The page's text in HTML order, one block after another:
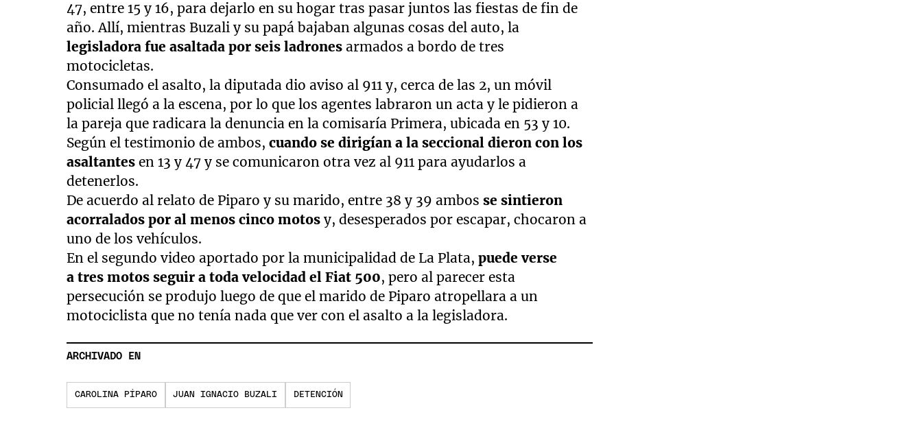
47, entre 15 y 16, para dejarlo en su hogar tras pasar juntos las fiestas de fin de
año. Allí, mientras Buzali y su papá bajaban algunas cosas del auto, la
legisladora fue asaltada por seis ladrones armados a bordo de tres
motocicletas.
Consumado el asalto, la diputada dio aviso al 911 y, cerca de las 2, un móvil
policial llegó a la escena, por lo que los agentes labraron un acta y le pidieron a
la pareja que radicara la denuncia en la comisaría Primera, ubicada en 53 y 10.
Según el testimonio de ambos,cuando se dirigían a la seccional dieron con los
asaltantes en 13 y 47 y se comunicaron otra vez al 911 para ayudarlos a
detenerlos.
De acuerdo al relato de Piparo y su marido, entre 38 y 39 ambosse sintieron
acorralados por al menos cinco motos y, desesperados por escapar, chocaron a
uno de los vehículos.
En el segundo video aportado por la municipalidad de La Plata,puede verse
a tres motos seguir a toda velocidad el Fiat 500, pero al parecer esta
persecución se produjo luego de que el marido de Piparo atropellara a un
motociclista que no tenía nada que ver con el asalto a la legisladora.
ARCHIVADO EN
CAROLINA PÍPARO JUAN IGNACIO BUZALI DETENCIÓN